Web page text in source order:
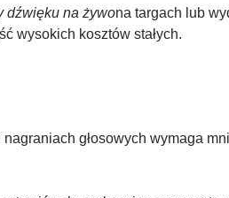
dźwięku na żywona targach lub
wysokich kosztów stałych.
głosowych wymaga